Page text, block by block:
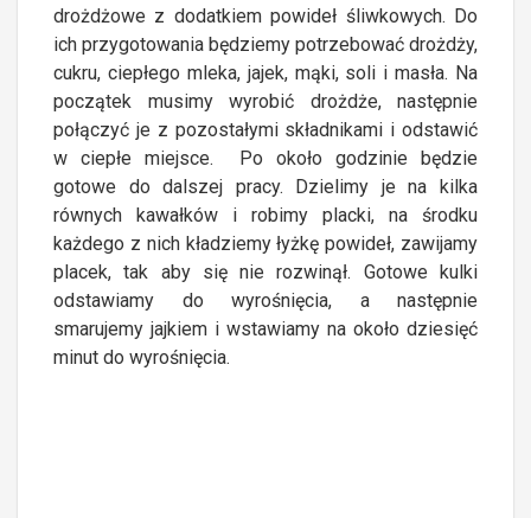
drożdżowe z dodatkiem powideł śliwkowych. Do
ich przygotowania będziemy potrzebować drożdży,
cukru, ciepłego mleka, jajek, mąki, soli i masła. Na
początek musimy wyrobić drożdże, następnie
połączyć je z pozostałymi składnikami i odstawić
w ciepłe miejsce. Po około godzinie będzie
gotowe do dalszej pracy. Dzielimy je na kilka
równych kawałków i robimy placki, na środku
każdego z nich kładziemy łyżkę powideł, zawijamy
placek, tak aby się nie rozwinął. Gotowe kulki
odstawiamy do wyrośnięcia, a następnie
smarujemy jajkiem i wstawiamy na około dziesięć
minut do wyrośnięcia.